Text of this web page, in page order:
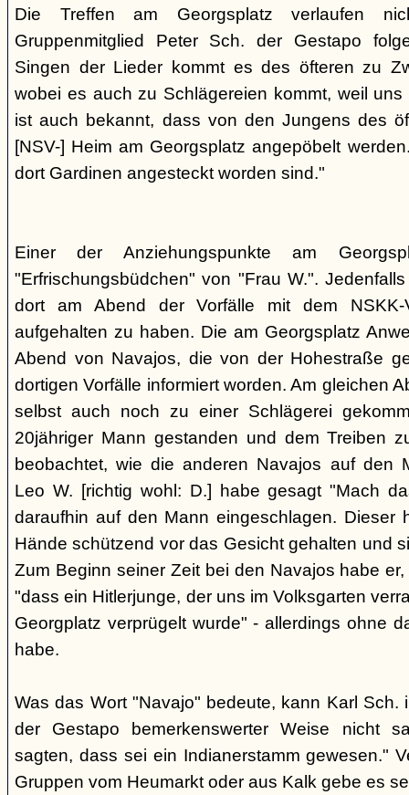
Die Treffen am Georgsplatz verlaufen
Gruppenmitglied Peter Sch. der Gestapo
Singen der Lieder kommt es des öfteren zu
wobei es auch zu Schlägereien kommt, weil
ist auch bekannt, dass von den Jungens des
[NSV-] Heim am Georgsplatz angepöbelt
dort Gardinen angesteckt worden sind."
Einer der Anziehungspunkte am
"Erfrischungsbüdchen" von "Frau W.".
dort am Abend der Vorfälle mit dem NSKK-
aufgehalten zu haben. Die am Georgsplatz
Abend von Navajos, die von der Hohestraße
dortigen Vorfälle informiert worden. Am gleichen
selbst auch noch zu einer Schlägerei
20jähriger Mann gestanden und dem Treiben
beobachtet, wie die anderen Navajos auf den
Leo W. [richtig wohl: D.] habe gesagt "Mach
daraufhin auf den Mann eingeschlagen. Dieser
Hände schützend vor das Gesicht gehalten und
Zum Beginn seiner Zeit bei den Navajos habe
"dass ein Hitlerjunge, der uns im Volksgarten
Georgplatz verprügelt wurde" - allerdings ohne
habe.
Was das Wort "Navajo" bedeute, kann Karl Sch.
der Gestapo bemerkenswerter Weise nicht
sagten, dass sei ein Indianerstamm gewesen."
Gruppen vom Heumarkt oder aus Kalk gebe es